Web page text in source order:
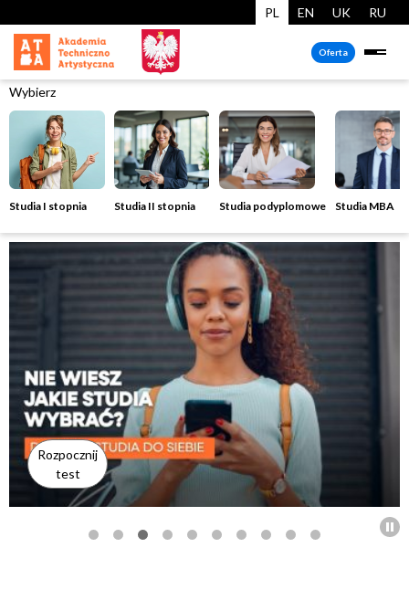
PL EN UK RU
Oferta
Wybierz
Studia I stopnia Studia II stopnia Studia podyplomowe Studia MBA
Rozpocznij
test